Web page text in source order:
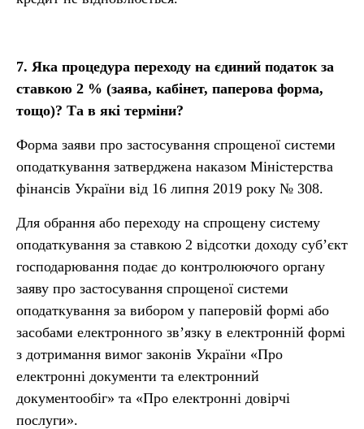
7. Яка процедура переходу на єдиний податок за
ставкою 2 % (заява, кабінет, паперова форма,
тощо)? Та в які терміни?
Форма заяви про застосування спрощеної системи
оподаткування затверджена наказом Міністерства
фінансів України від 16 липня 2019 року № 308.
Для обрання або переходу на спрощену систему
оподаткування за ставкою 2 відсотки доходу суб’єкт
господарювання подає до контролюючого органу
заяву про застосування спрощеної системи
оподаткування за вибором у паперовій формі або
засобами електронного зв’язку в електронній формі
з дотримання вимог законів України «Про
електронні документи та електронний
документообіг» та «Про електронні довірчі
послуги».